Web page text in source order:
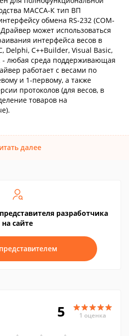
МАССА-К тип ВП
обмена RS-232 (COM-
может использоваться
интерфейса весов в
Delphi, C++Builder, Visual Basic,
- любая среда поддерживающая
работает с весами по
и 1-первому, а также
протоколов (для весов, в
товаров на
далее
разработчика
на сайте
5 1 оценка